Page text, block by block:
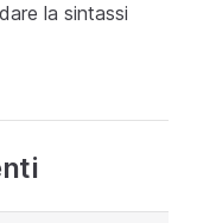
la sintassi